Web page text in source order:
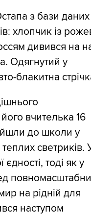
з бази даних
хлопчик із
дивився на
Одягнутий у
блакитна
вчителька 16
до школи у
светриків.
тоді як у
на рідній для
наступом